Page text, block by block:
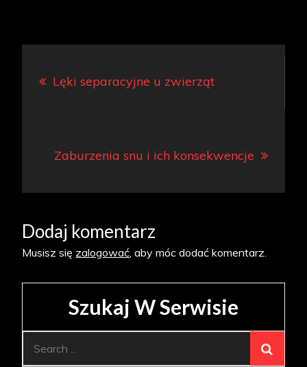
wpisu
Lęki separacyjne u zwierząt
Zaburzenia snu i ich konsekwencje
Dodaj komentarz
Musisz się zalogować, aby móc dodać komentarz.
Szukaj W Serwisie